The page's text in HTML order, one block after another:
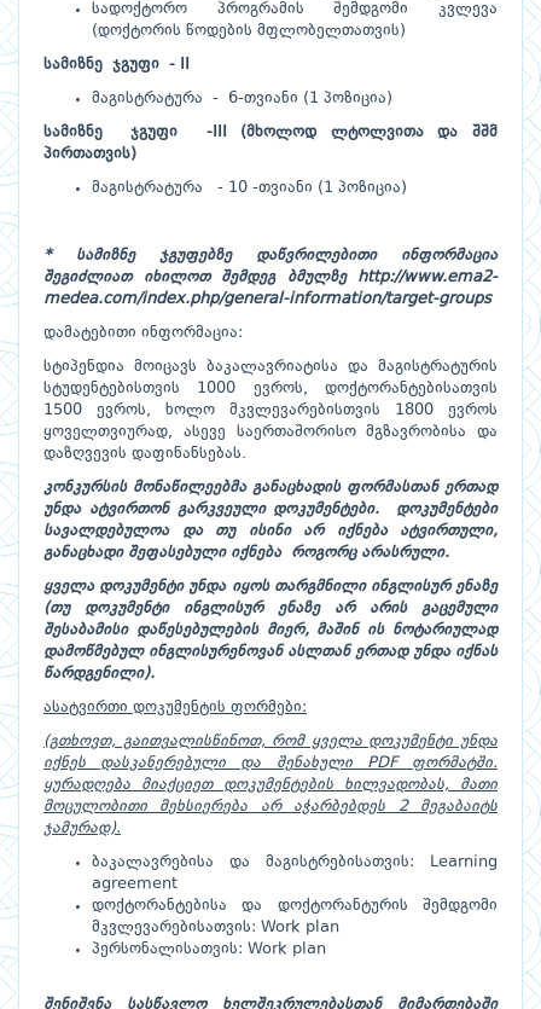
სადოქტორო პროგრამის შემდგომი კვლევა
(დოქტორის წოდების მფლობელთათვის)
სამიზნე ჯგუფი - II
მაგისტრატურა - 6-თვიანი (1 პოზიცია)
სამიზნე ჯგუფი -III (მხოლოდ ლტოლვითა და შშმ
პირთათვის)
მაგისტრატურა - 10 -თვიანი (1 პოზიცია)
* სამიზნე ჯგუფებზე დაწვრილებითი ინფორმაცია
შეგიძლიათ იხილოთ შემდეგ ბმულზე http://www.ema2-
medea.com/index.php/general-information/target-groups
დამატებითი ინფორმაცია:
სტიპენდია მოიცავს ბაკალავრიატისა და მაგისტრატურის
სტუდენტებისთვის 1000 ევროს, დოქტორანტებისათვის
1500 ევროს, ხოლო მკვლევარებისთვის 1800 ევროს
ყოველთვიურად, ასევე საერთაშორისო მგზავრობისა და
დაზღვევის დაფინანსებას.
კონკურსის მონაწილეებმა განაცხადის ფორმასთან ერთად
უნდა ატვირთონ გარკვეული დოკუმენტები. დოკუმენტები
სავალდებულოა
და თუ ისინი არ იქნება ატვირთული,
განაცხადი შეფასებული იქნება როგორც არასრული.
ყველა დოკუმენტი უნდა იყოს თარგმნილი ინგლისურ ენაზე
(თუ დოკუმენტი ინგლისურ ენაზე არ არის გაცემული
შესაბამისი დაწესებულების მიერ, მაშინ ის ნოტარიულად
დამოწმებულ ინგლისურენოვან ასლთან ერთად უნდა იქნას
წარდგენილი).
ასატვირთი დოკუმენტის ფორმები:
(გთხოვთ, გაითვალისწინოთ, რომ ყველა დოკუმენტი უნდა
იქნეს დასკანერებული და შენახული PDF ფორმატში.
ყურადღება მიაქციეთ დოკუმენტების ხილვადობას, მათი
მოცულობითი მეხსიერება არ აჭარბებდეს 2 მეგაბაიტს
ჯამურად).
ბაკალავრებისა და მაგისტრებისათვის:
Learning
agreement
დოქტორანტებისა და დოქტორანტურის შემდგომი
მკვლევარებისათვის: Work plan
პერსონალისათვის: Work plan
შენიშვნა სასწავლო ხელშეკრულებასთან მიმართებაში